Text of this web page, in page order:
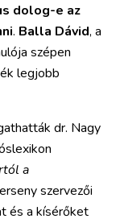
dolog-e az
. Balla Dávid, a
szépen
legjobb
dr. Nagy
a
szervezői
és a kísérőket